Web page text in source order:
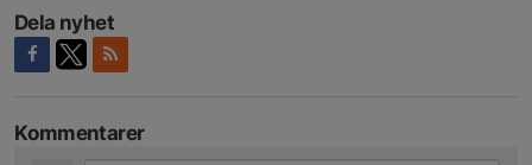
Dela nyhet
Kommentarer